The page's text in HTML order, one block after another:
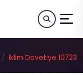
İklim Davetiye 10723